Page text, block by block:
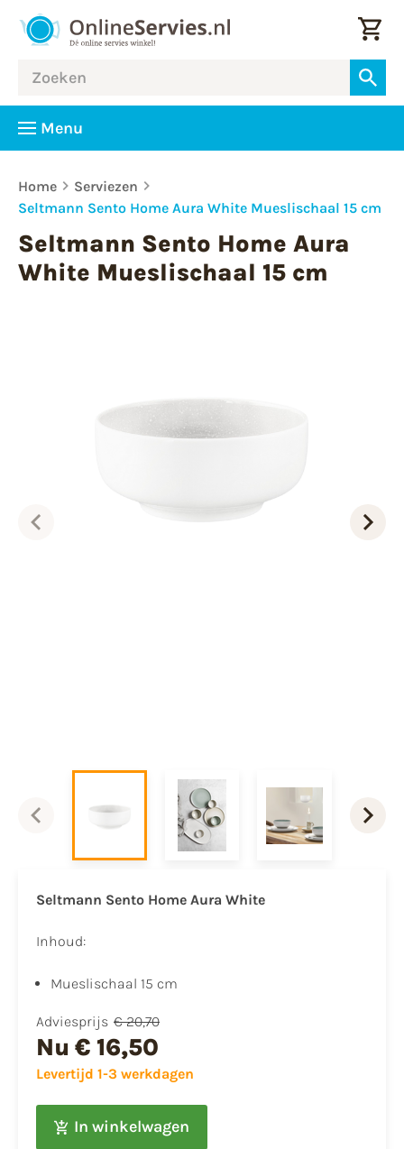
Menu
Home
Serviezen
Seltmann Sento Home Aura White Mueslischaal 15 cm
Seltmann Sento Home Aura
White Mueslischaal 15 cm
Seltmann Sento Home Aura White
Inhoud:​
​Mueslischaal 15 cm
Adviesprijs € 20,70
Nu € 16,50
Levertijd 1-3 werkdagen
In winkelwagen